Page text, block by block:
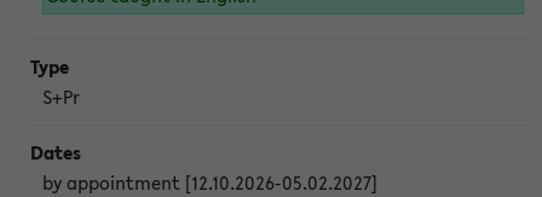
S+Pr
by appointment [12.10.2026-05.02.2027]